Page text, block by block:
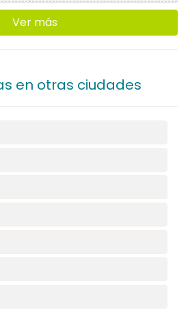
Ver más
en otras ciudades